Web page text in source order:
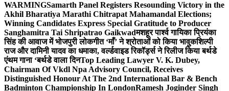
WARMINGSamarth Panel Registers Resounding Victory in the
Akhil Bharatiya Marathi Chitrapat Mahamandal Elections;
Winning Candidates Express Special Gratitude to Producer
Sanghamitra Tai Shripatrao Gaikwadमशहूर पार्श्व गायिका प्रियंका
सिंह की आवाज में भोजपुरी लोकगीत ‘माँ’ ने श्रोताओं को किया भावुकशिल्पी
राज और दामिनी यादव का धमाका, वर्ल्डवाइड रिकॉर्ड्स ने रिलीज किया बर्थडे
एंथम गाना ‘बर्थडे वाला दिनTop Leading Lawyer V. K. Dubey,
Chairman Of Vkdl Npa Advisory Council, Receives
Distinguished Honour At The 2nd International Bar & Bench
Badminton Championship In LondonRamesh Joginder Singh